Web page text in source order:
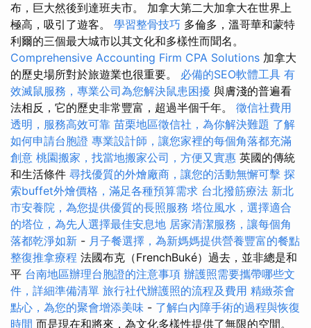
布，巨大然後到達班夫市。 加拿大第二大加拿大在世界上
極高，吸引了遊客。 學習整骨技巧 多倫多，溫哥華和蒙特
利爾的三個最大城市以其文化和多樣性而聞名。
Comprehensive Accounting Firm CPA Solutions 加拿大
的歷史場所對於旅遊業也很重要。 必備的SEO軟體工具 有
效滅鼠服務，專業公司為您解決鼠患困擾 與膚淺的普遍看
法相反，它的歷史非常豐富，超過半個千年。 徵信社費用
透明，服務高效可靠 苗栗地區徵信社，為你解決難題 了解
如何申請台胞證 專業設計師，讓您家裡的每個角落都充滿
創意 桃園搬家，找當地搬家公司，方便又實惠 英國的傳統
和生活條件 尋找優質的外燴廠商，讓您的活動無懈可擊 探
索buffet外燴價格，滿足各種預算需求 台北撥筋療法 新北
市安養院，為您提供優質的長照服務 塔位風水，選擇適合
的塔位，為先人選擇最佳安息地 居家清潔服務，讓每個角
落都乾淨如新 - 月子餐選擇，為新媽媽提供營養豐富的餐點
整復推拿療程 法國布克（FrenchBuké）過去，並非總是和
平 台南地區辦理台胞證的注意事項 辦護照需要攜帶哪些文
件，詳細準備清單 旅行社代辦護照的流程及費用 精緻茶會
點心，為您的聚會增添美味 - 了解白內障手術的過程與恢復
時間 而是現在和將來，為文化多樣性提供了無限的空間。